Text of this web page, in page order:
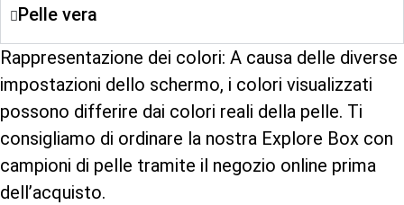
Pelle vera
Rappresentazione dei colori: A causa delle diverse
impostazioni dello schermo, i colori visualizzati
possono differire dai colori reali della pelle. Ti
consigliamo di ordinare la nostra Explore Box con
campioni di pelle tramite il negozio online prima
dell’acquisto.